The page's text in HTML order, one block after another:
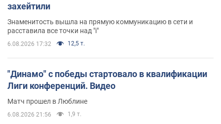
захейтили
Знаменитость вышла на прямую коммуникацию в сети и
расставила все точки над "i"
6.08.2026 17:32 12,5 т.
"Динамо" с победы стартовало в квалификации
Лиги конференций. Видео
Матч прошел в Люблине
6.08.2026 21:56 1,9 т.